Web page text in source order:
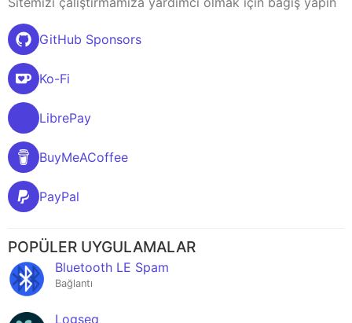
GitHub Sponsors
Ko-Fi
LibrePay
BuyMeACoffee
PayPal
POPÜLER UYGULAMALAR
Bluetooth LE Spam
Bağlantı
Logseq